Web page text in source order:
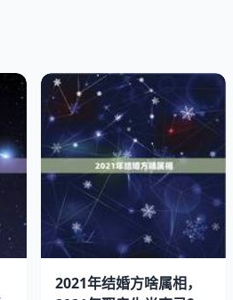
宝宝好？
求吉命理，您二位的富宝宝的黄道
虎年的冲相年后可以任选。
么生肖的宝宝好
羊蛇是不相冲，也是不相合的，
2021年结婚方啥属相，